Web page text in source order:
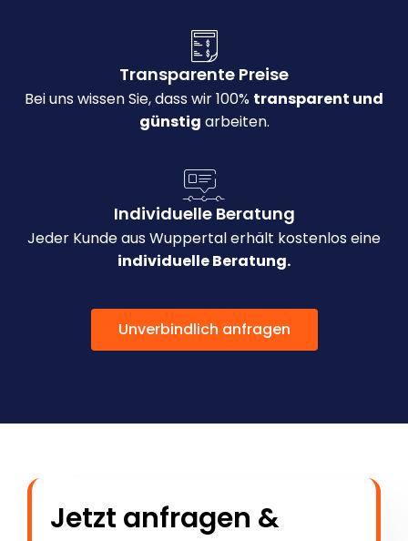
Transparente Preise
Bei uns wissen Sie, dass wir 100% transparent und
günstig arbeiten.
Individuelle Beratung
Jeder Kunde aus Wuppertal erhält kostenlos eine
individuelle Beratung.
Unverbindlich anfragen
Jetzt anfragen &